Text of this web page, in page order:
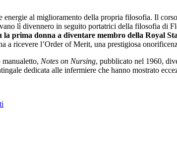
energie al miglioramento della propria filosofia. Il
lì divennero in seguito portatrici della filosofia di
la prima donna a diventare membro della Royal
a ricevere l’Order of Merit, una prestigiosa
Notes on Nursing, pubblicato nel 1960,
dedicata alle infermiere che hanno mostrato